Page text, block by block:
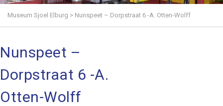
Museum Sjoel Elburg > Nunspeet – Dorpstraat 6 -A. Otten-Wolff
Nunspeet –
Dorpstraat 6 -A.
Otten-Wolff